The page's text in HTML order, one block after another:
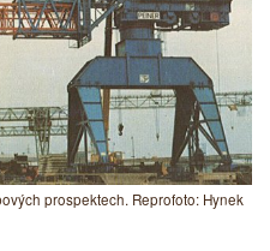
prospektech. Reprofoto: Hynek